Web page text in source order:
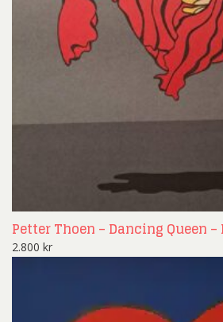
Petter Thoen – Dancing Queen
2.800 kr